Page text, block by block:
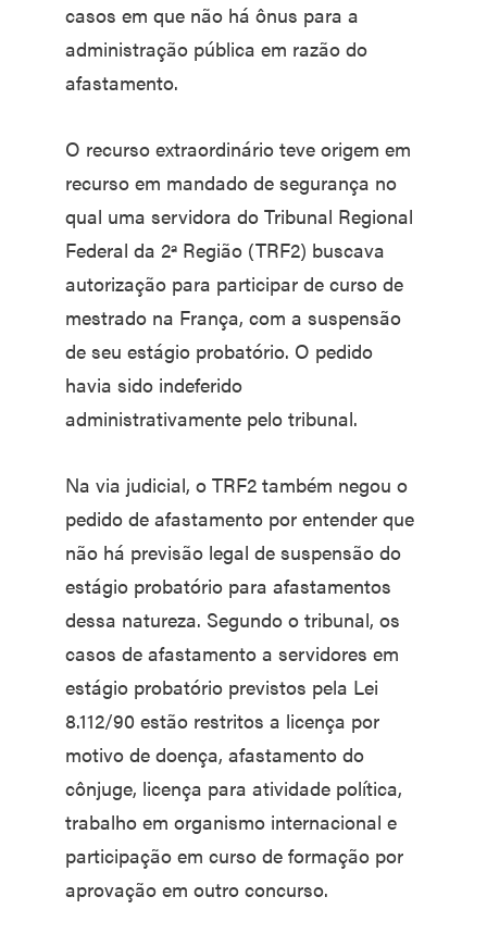
casos em que não há ônus para a
administração pública em razão do
afastamento.
O recurso extraordinário teve origem em
recurso em mandado de segurança no
qual uma servidora do Tribunal Regional
Federal da 2ª Região (TRF2) buscava
autorização para participar de curso de
mestrado na França, com a suspensão
de seu estágio probatório. O pedido
havia sido indeferido
administrativamente pelo tribunal.
Na via judicial, o TRF2 também negou o
pedido de afastamento por entender que
não há previsão legal de suspensão do
estágio probatório para afastamentos
dessa natureza. Segundo o tribunal, os
casos de afastamento a servidores em
estágio probatório previstos pela Lei
8.112/90 estão restritos a licença por
motivo de doença, afastamento do
cônjuge, licença para atividade política,
trabalho em organismo internacional e
participação em curso de formação por
aprovação em outro concurso.